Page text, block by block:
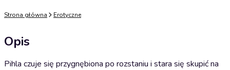
Strona główna Erotyczne
Opis
Pihla czuje się przygnębiona po rozstaniu i stara się skupić na